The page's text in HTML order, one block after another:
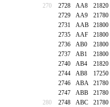
270
2728 AA8 21820
2729
AA9 21780
2731
AAB 21800
2735
AAF 21800
2736
AB0 21800
2737
AB1 21800
2740
AB4 21820
2744
AB8 17250
2746
ABA 21780
2747
ABB 21780
280
2748 ABC 21780